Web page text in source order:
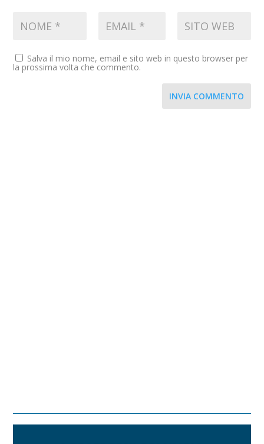
Salva il mio nome, email e sito web in questo browser per
la prossima volta che commento.
INVIA COMMENTO